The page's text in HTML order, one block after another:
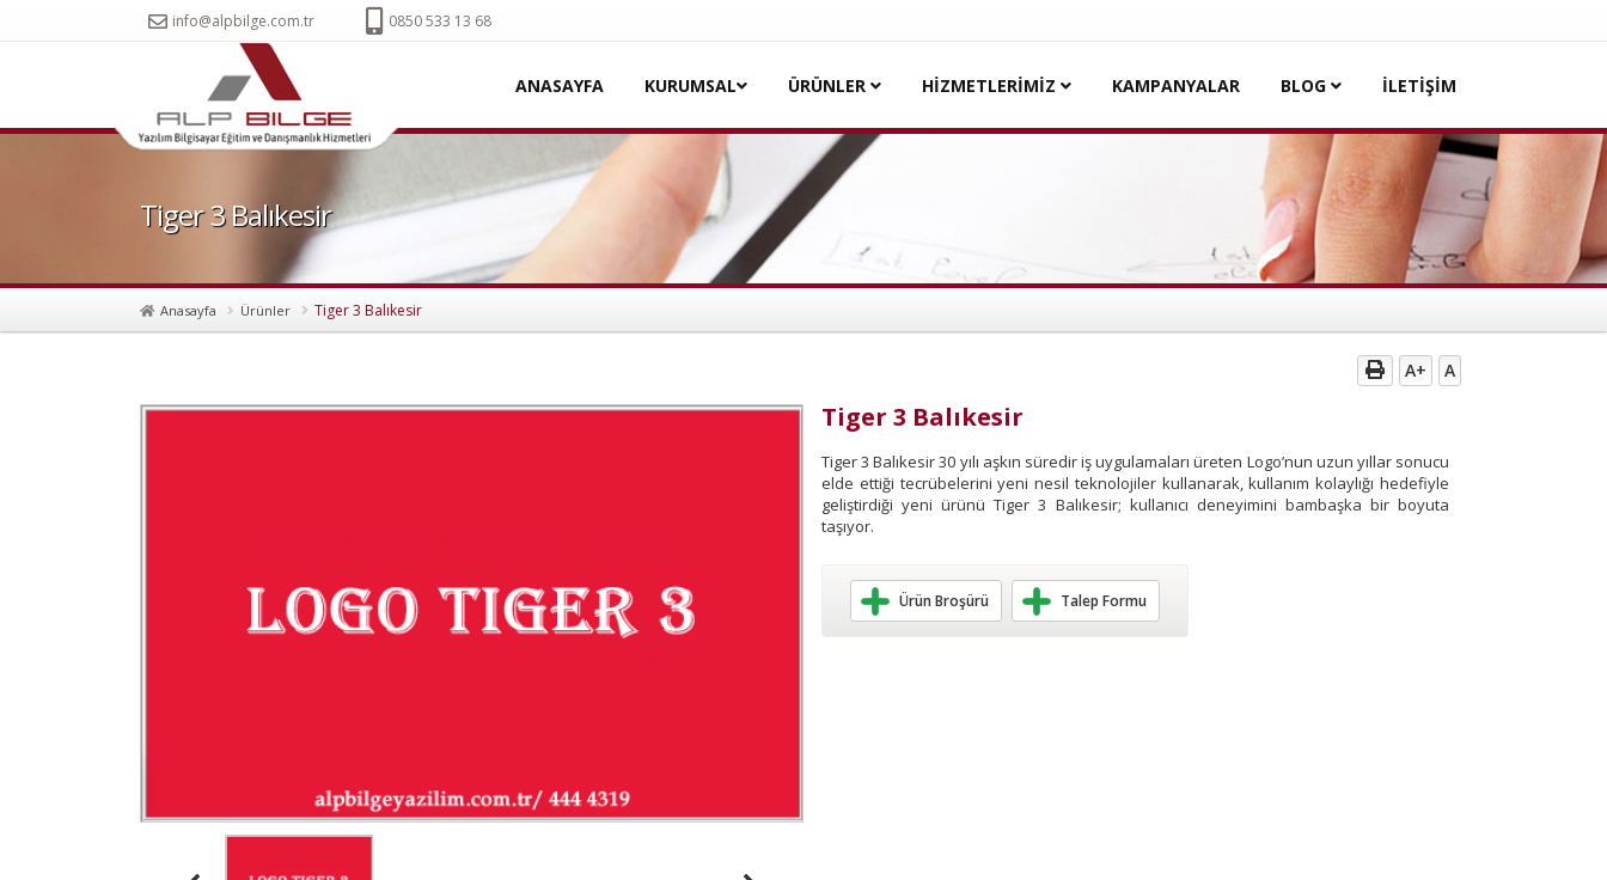
info@alpbilge.com.tr 0850 533 13 68
ANASAYFA KURUMSAL ÜRÜNLER HİZMETLERİMİZ KAMPANYALAR BLOG İLETİŞİM
Tiger 3 Balıkesir
Anasayfa Ürünler Tiger 3 Balıkesir
A+ A
Tiger 3 Balıkesir
Tiger 3 Balıkesir 30 yılı aşkın süredir iş uygulamaları üreten Logo’nun uzun yıllar sonucu
elde ettiği tecrübelerini yeni nesil teknolojiler kullanarak, kullanım kolaylığı hedefiyle
geliştirdiği yeni ürünü Tiger 3 Balıkesir; kullanıcı deneyimini bambaşka bir boyuta
taşıyor.
Ürün Broşürü Talep Formu